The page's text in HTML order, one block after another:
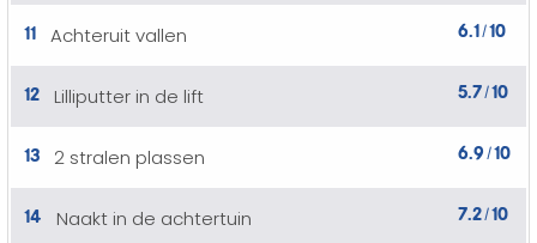
11 Achteruit vallen 6.1/10
12 Lilliputter in de lift 5.7/10
13 2 stralen plassen 6.9 /10
14 Naakt in de achtertuin 7.2/10